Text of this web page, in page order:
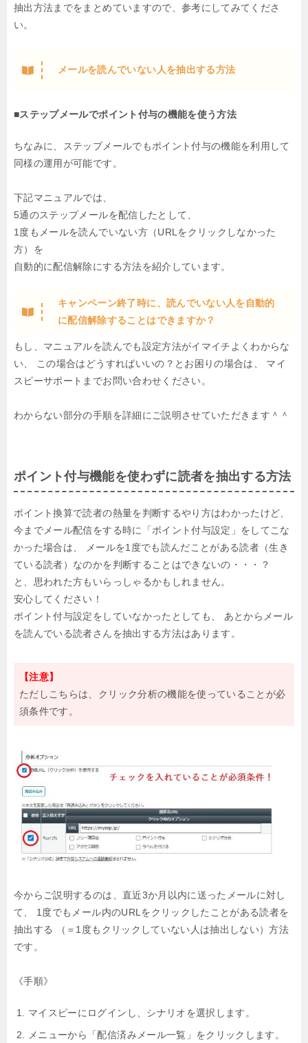
抽出方法までをまとめていますので、参考にしてみてくださ
い。
メールを読んでいない人を抽出する方法
■ステップメールでポイント付与の機能を使う方法
ちなみに、ステップメールでもポイント付与の機能を利用して
同様の運用が可能です。
下記マニュアルでは、
5通のステップメールを配信したとして、
1度もメールを読んでいない方（URLをクリックしなかった
方）を
自動的に配信解除にする方法を紹介しています。
キャンペーン終了時に、読んでいない人を自動的
に配信解除することはできますか？
もし、マニュアルを読んでも設定方法がイマイチよくわからな
い、
この場合はどうすればいいの？とお困りの場合は、
マイ
スピーサポートまでお問い合わせください。
わからない部分の手順を詳細にご説明させていただきます＾＾
ポイント付与機能を使わずに読者を抽出する方法
ポイント換算で読者の熱量を判断するやり方はわかったけど、
今までメール配信をする時に「ポイント付与設定」をしてこな
かった場合は、
メールを1度でも読んだことがある読者（生き
ている読者）なのかを判断することはできないの・・・？
と、思われた方もいらっしゃるかもしれません。
安心してください！
ポイント付与設定をしていなかったとしても、
あとからメール
を読んでいる読者さんを抽出する方法はあります。
【注意】
ただしこちらは、クリック分析の機能を使っていることが必
須条件です。
今からご説明するのは、直近3か月以内に送ったメールに対し
て、
1度でもメール内のURLをクリックしたことがある読者を
抽出する
（＝1度もクリックしていない人は抽出しない）方法
です。
《手順》
マイスピーにログインし、シナリオを選択します。
メニューから「配信済みメール一覧」をクリックします。